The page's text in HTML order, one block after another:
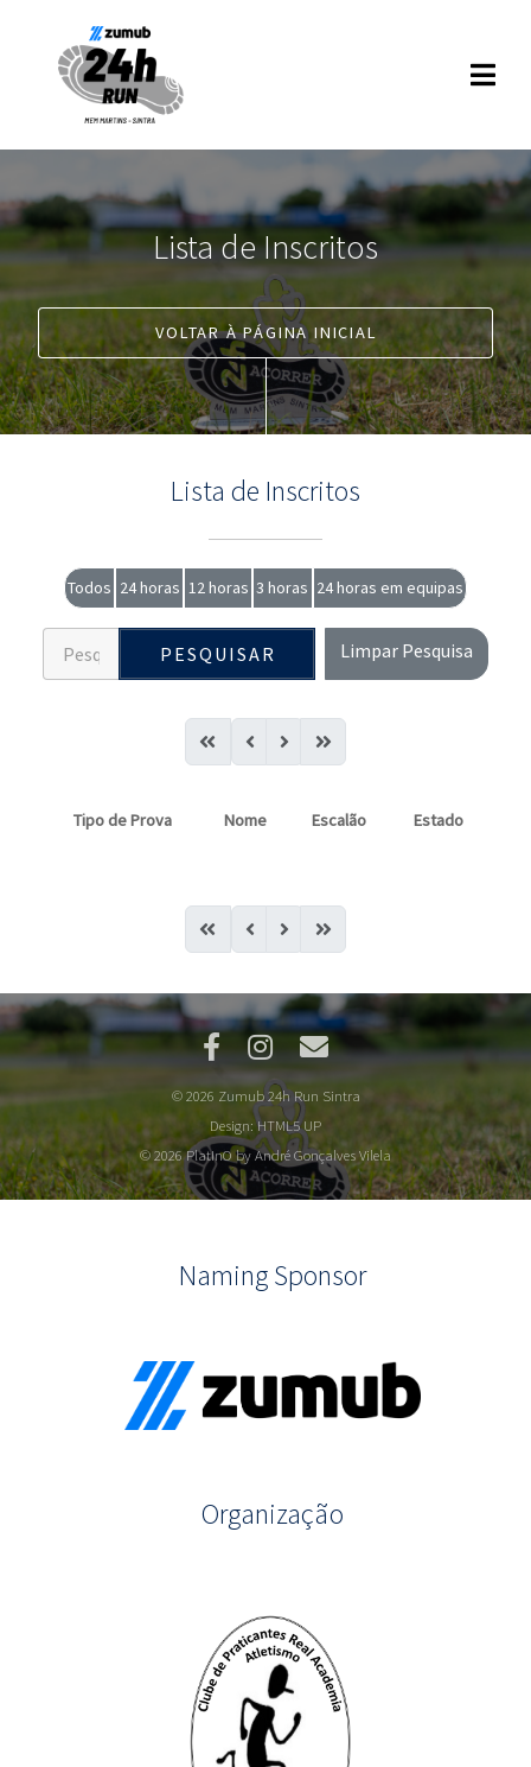
Lista de Inscritos
VOLTAR À PÁGINA INICIAL
Lista de Inscritos
Todos 24 horas 12 horas 3 horas 24 horas em equipas
PESQUISAR Limpar Pesquisa
Tipo de Prova Nome Escalão Estado
© 2026 Zumub 24h Run Sintra
Design:HTML5 UP
© 2026 PlatInO by André Gonçalves Vilela
Naming Sponsor
Organização